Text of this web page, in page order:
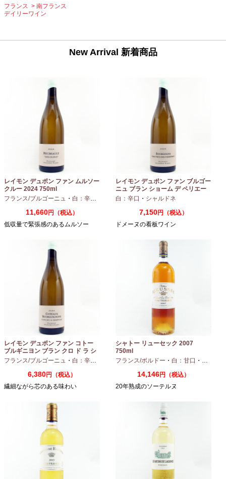
フランス
南フランス
デイリーワイン
New Arrival 新着商品
レイモン デュポン ファン ムルソー
クルー 2024 750ml
フランス/ブルゴーニュ ・ 白：辛口 シャルドネ
11,660円（税込）
低収量で緊張感のあるムルソー
レイモン デュポン ファン ブルゴー
ニュ ブラン ショーム デ ペリエー
ル 2024 750ml
白：辛口 ・ シャルドネ
7,150円（税込）
ドメーヌの看板ワイン
レイモン デュポン ファン コトー
ブルギニヨン ブラン クロ ド ラ シ
ャペル 2024 750ml
フランス/ブルゴーニュ ・ 白：辛口 シャルドネ
6,380円（税込）
繊細ながら芯のある味わい
シャトー リューセック 2007
750ml
フランス/ボルドー ・ 白：甘口 ・
14,146円（税込）
20年熟成のソーテルヌ